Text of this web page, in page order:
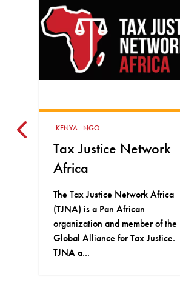
KENYA
Econews Africa
Econews Africa (ENA) is a Pan-
African research and advocacy
organization based in Kenya and
works to bridge the local, nation...